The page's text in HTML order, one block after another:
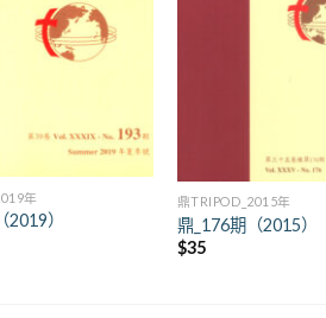
年
2019）
鼎TRIPOD_2015年
鼎_176期（2015）
$35